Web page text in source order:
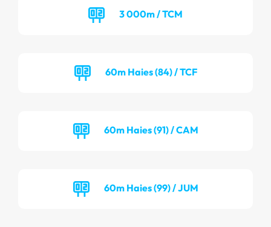
3 000m / TCM
60m Haies (84) / TCF
60m Haies (91) / CAM
60m Haies (99) / JUM